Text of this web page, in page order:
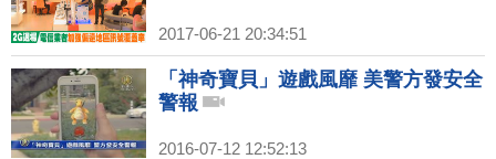
2017-06-21 20:34:51
「神奇寶貝」遊戲風靡 美警方發安全
警報
2016-07-12 12:52:13